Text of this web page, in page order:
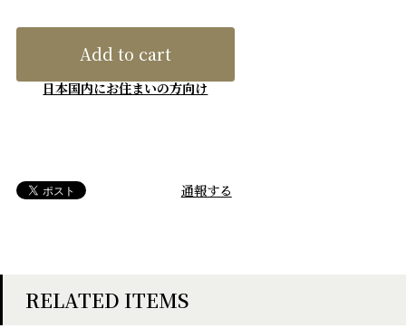
Add to cart
日本国内にお住まいの方向け
通報する
RELATED ITEMS